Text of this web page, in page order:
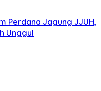
Perdana Jagung JJUH,
Unggul